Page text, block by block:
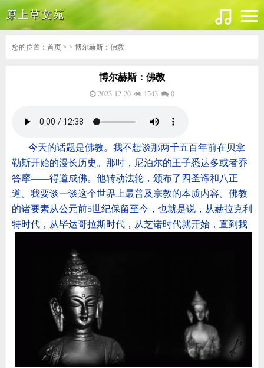
原上草文苑
您的位置： 首页 > > 博尔赫斯：佛教
博尔赫斯：佛教
2023-12-20 1543 0
今天的话题是佛教。我不想谈那两千五百年前在贝拿
勒斯开始的漫长历史。那时，尼泊尔的王子悉达多或者乔
答摩——得道成佛。他转动法轮，颁布了四圣谛和八正
道。我要谈一谈这个世界上最普及宗教的本质内容。佛教
的诸要素从公元前5世纪保留至今，也就是说，从赫拉克利
特时代，从毕达哥拉斯时代，从芝诺时代就开始，直到我